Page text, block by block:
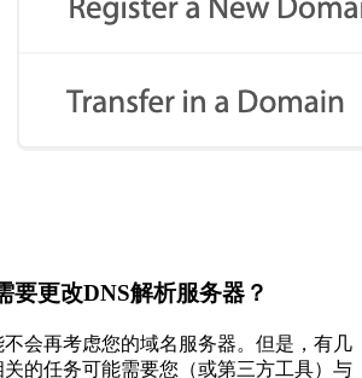
要更改DNS解析服务器？
会再考虑您的域名服务器。但是，有几
的任务可能需要您（或第三方工具）与